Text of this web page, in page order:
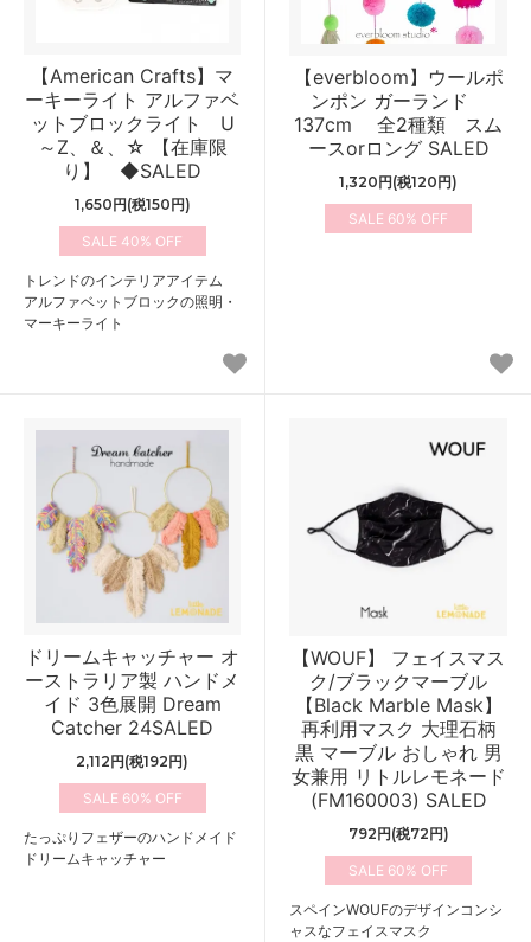
【American Crafts】マ
ーキーライト アルファベ
ットブロックライト U
～Z、＆、☆ 【在庫限
り】 ◆SALED
1,650円(税150円)
40%
トレンドのインテリアアイテム
アルファベットブロックの照明・
マーキーライト
【everbloom】ウールポ
ンポン ガーランド
137cm 全2種類 スム
ースorロング SALED
1,320円(税120円)
60%
ドリームキャッチャー オ
ーストラリア製 ハンドメ
イド 3色展開 Dream
Catcher 24SALED
2,112円(税192円)
60%
たっぷりフェザーのハンドメイド
ドリームキャッチャー
【WOUF】 フェイスマス
ク/ブラックマーブル
【Black Marble Mask】
再利用マスク 大理石柄
黒 マーブル おしゃれ 男
女兼用 リトルレモネード
(FM160003) SALED
792円(税72円)
60%
スペインWOUFのデザインコンシ
ャスなフェイスマスク